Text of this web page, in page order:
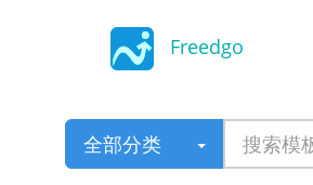
Freedgo
全部分类